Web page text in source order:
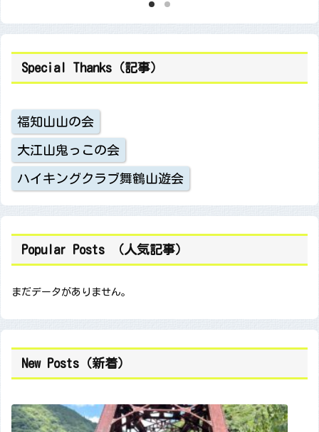
Special Thanks（記事）
福知山山の会
大江山鬼っこの会
ハイキングクラブ舞鶴山遊会
Popular Posts （人気記事）
まだデータがありません。
New Posts（新着）